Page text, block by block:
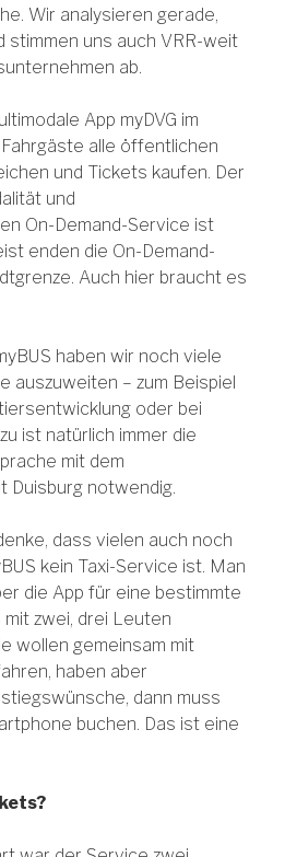
Wir analysieren gerade,
stimmen uns auch VRR-weit
ab.
App myDVG im
alle öffentlichen
und Tickets kaufen. Der
und
On-Demand-Service ist
enden die On-Demand-
Auch hier braucht es
haben wir noch viele
auszuweiten – zum Beispiel
oder bei
ist natürlich immer die
mit dem
Duisburg notwendig.
dass vielen auch noch
kein Taxi-Service ist. Man
die App für eine bestimmte
zwei, drei Leuten
wollen gemeinsam mit
haben aber
dann muss
buchen. Das ist eine